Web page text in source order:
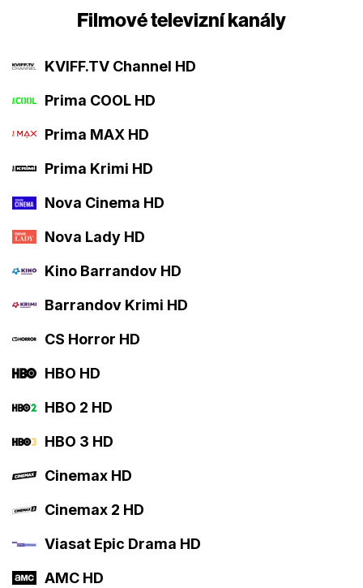
Filmové televizní kanály
KVIFF.TV Channel HD
Prima COOL HD
Prima MAX HD
Prima Krimi HD
Nova Cinema HD
Nova Lady HD
Kino Barrandov HD
Barrandov Krimi HD
CS Horror HD
HBO HD
HBO 2 HD
HBO 3 HD
Cinemax HD
Cinemax 2 HD
Viasat Epic Drama HD
AMC HD